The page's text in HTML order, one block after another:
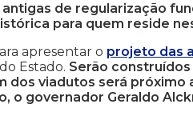
de regularização
para quem reside
apresentar o projeto das
Estado. Serão
dos viadutos será
o governador Geraldo